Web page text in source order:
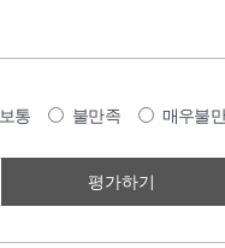
보통 불만족 매우불